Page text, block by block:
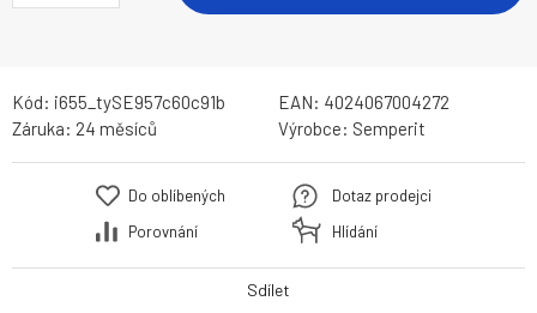
Kód: i655_tySE957c60c91b EAN: 4024067004272
Záruka: 24 měsíců Výrobce: Semperit
Do oblíbených
Porovnání
Dotaz prodejci
Hlídání
Sdílet